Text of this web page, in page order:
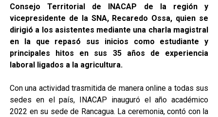
Consejo Territorial de INACAP de la región y
vicepresidente de la SNA, Recaredo Ossa, quien se
dirigió a los asistentes mediante una charla magistral
en la que repasó sus inicios como estudiante y
principales hitos en sus 35 años de experiencia
laboral ligados a la agricultura.
Con una actividad trasmitida de manera online a todas sus
sedes en el país, INACAP inauguró el año académico
2022 en su sede de Rancagua. La ceremonia, contó con la